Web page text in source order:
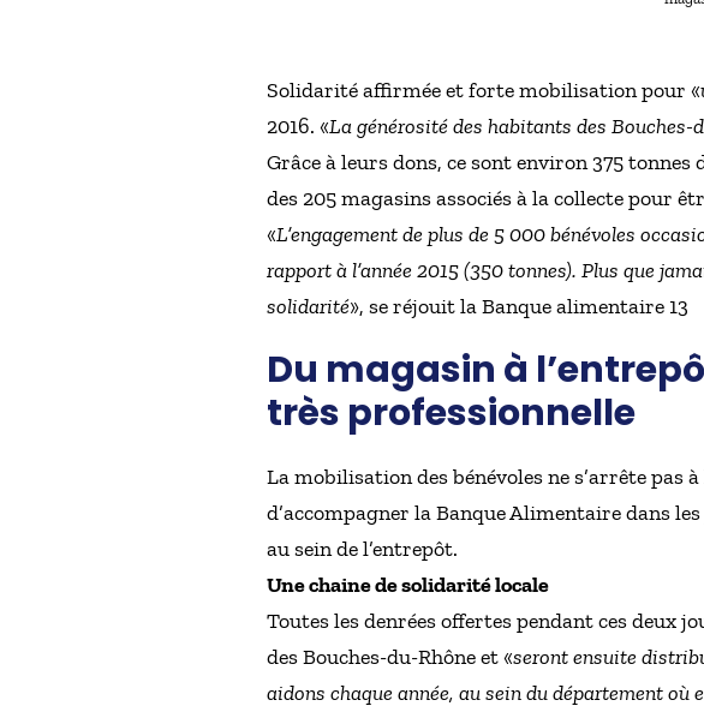
Solidarité affirmée et forte mobilisation pour «
2016. «La générosité des habitants des Bouches-
Grâce à leurs dons, ce sont environ 375
des 205 magasins associés à la collecte pour
«L’engagement de plus de 5 000 bénévoles
rapport à l’année 2015 (350 tonnes). Plus que
solidarité», se réjouit la Banque alimentaire 13
Du magasin à
très professionnelle
La mobilisation des bénévoles ne s’arrête pas
d’accompagner la Banque Alimentaire dans
au sein de l’entrepôt.
Une chaine de solidarité locale
Toutes les denrées offertes pendant ces deux
des Bouches-du-Rhône et «seront ensuite
aidons chaque année, au sein du département où